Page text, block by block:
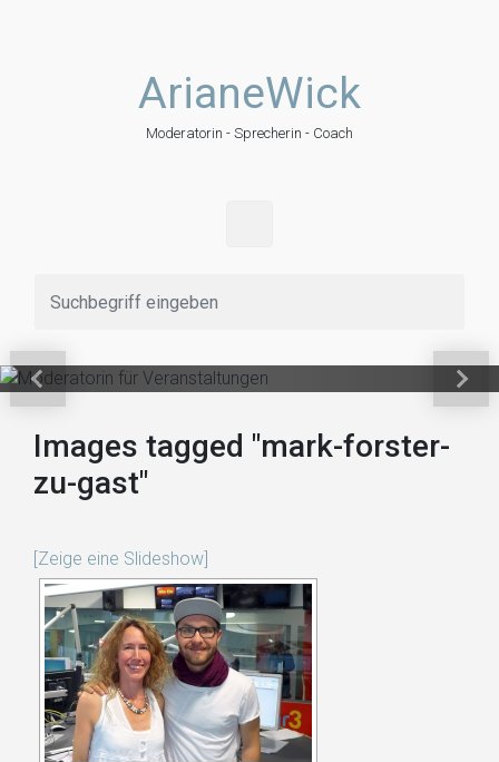
ArianeWick
Moderatorin - Sprecherin - Coach
Veranstaltungen
Vorheriger
Images tagged "mark-forster-
zu-gast"
[Zeige eine Slideshow]